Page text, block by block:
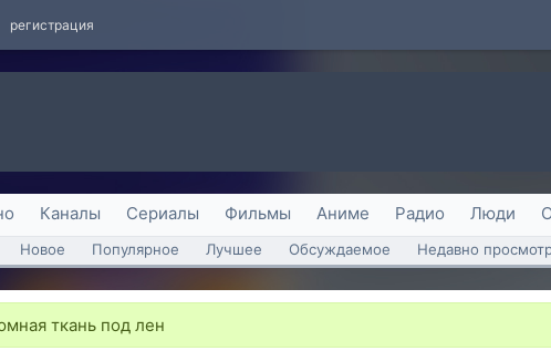
регистрация
Каналы Сериалы Фильмы Аниме Радио Люди
Новое Популярное Лучшее Обсуждаемое Недавно
ткань под лен